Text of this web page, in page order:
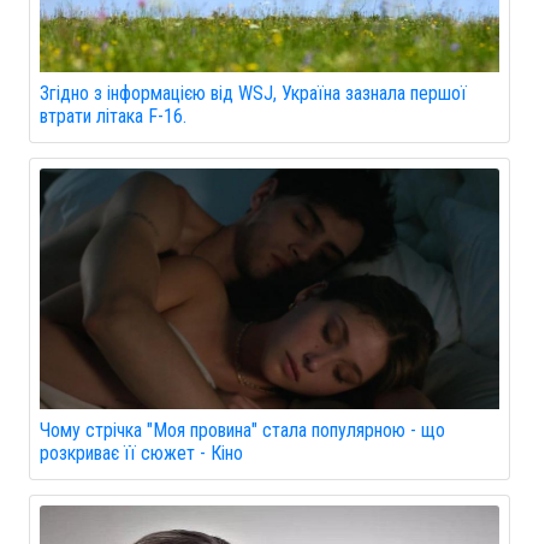
Згідно з інформацією від WSJ, Україна зазнала першої
втрати літака F-16.
Чому стрічка "Моя провина" стала популярною - що
розкриває її сюжет - Кіно